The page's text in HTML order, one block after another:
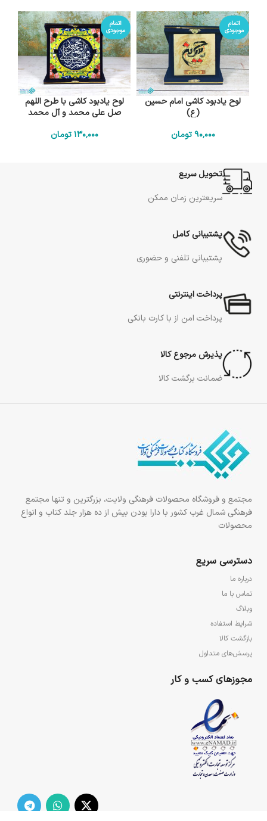
اتمام
موجودی
لوح یادبود کاشی امام حسین
(ع)
90٬000 تومان
اتمام
موجودی
لوح یادبود کاشی با طرح اللهم
صل علی محمد و آل محمد
130٬000 تومان
تحویل سریع
سریعترین زمان ممکن
پشتیبانی کامل
پشتیبانی تلفنی و حضوری
پرداخت اینترنتی
پرداخت امن از با کارت بانکی
پذیرش مرجوع کالا
ضمانت برگشت کالا
مجتمع و فروشگاه محصولات فرهنگی ولایت، بزرگترین و تنها مجتمع
فرهنگی شمال غرب کشور با دارا بودن بیش از ده هزار جلد کتاب و انواع
محصولات
دسترسی سریع
درباره ما
تماس با ما
وبلاگ
شرایط استفاده
بازگشت کالا
پرسش‌های متداول
مجوزهای کسب و کار